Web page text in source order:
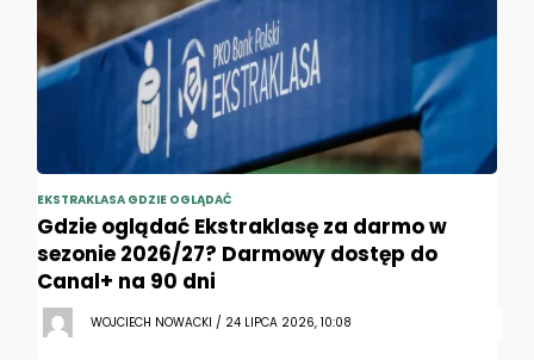
EKSTRAKLASA GDZIE OGLĄDAĆ
Gdzie oglądać Ekstraklasę za darmo w
sezonie 2026/27? Darmowy dostęp do
Canal+ na 90 dni
WOJCIECH NOWACKI / 24 LIPCA 2026, 10:08